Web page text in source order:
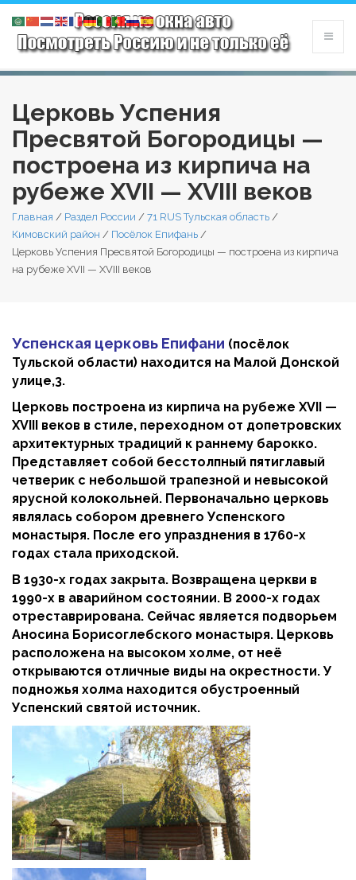
Церковь Успения
Пресвятой Богородицы —
построена из кирпича на
рубеже XVII — XVIII веков
Главная / Раздел России / 71 RUS Тульская область /
Кимовский район / Посёлок Епифань /
Церковь Успения Пресвятой Богородицы — построена из кирпича
на рубеже XVII — XVIII веков
Успенская церковь Епифани (посёлок
Тульской области) находится на Малой Донской
улице,3.
Церковь построена из кирпича на рубеже XVII —
XVIII веков в стиле, переходном от допетровских
архитектурных традиций к раннему барокко.
Представляет собой бесстолпный пятиглавый
четверик с небольшой трапезной и невысокой
ярусной колокольней. Первоначально церковь
являлась собором древнего Успенского
монастыря. После его упразднения в 1760-х
годах стала приходской.
В 1930-х годах закрыта. Возвращена церкви в
1990-х в аварийном состоянии. В 2000-х годах
отреставрирована. Сейчас является подворьем
Аносина Борисоглебского монастыря. Церковь
расположена на высоком холме, от неё
открываются отличные виды на окрестности. У
подножья холма находится обустроенный
Успенский святой источник.